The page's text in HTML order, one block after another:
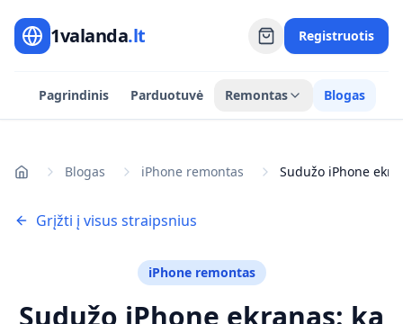
1valanda.lt Registruotis
Pagrindinis Parduotuvė Remontas Blogas
Pradžia Blogas iPhone remontas
Grįžti į visus straipsnius
iPhone remontas
Sudužo iPhone ekranas: ką